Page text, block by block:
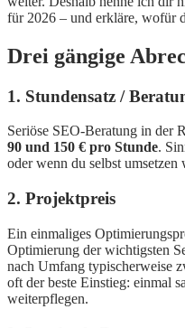
für 2026 – und erkläre, wofür
Drei gängige
1. Stundensatz /
Seriöse SEO-Beratung in der
90 und 150 € pro Stunde.
oder wenn du selbst
2. Projektpreis
Ein einmaliges
Optimierung der wichtigsten
nach Umfang typischerweise
oft der beste Einstieg: einmal
weiterpflegen.